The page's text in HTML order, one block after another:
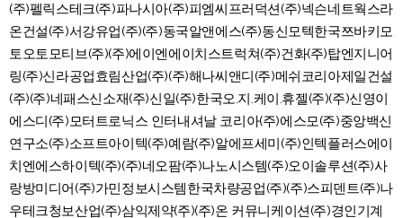
(주)펠릭스테크(주)파나시아(주)피엠씨프러덕션(주)넥슨네트웍스라
온건설(주)서강유업(주)(주)동국알앤에스(주)동신모텍한국쯔바키모
토오토모티브(주)(주)에이엔에이치스트럭쳐(주)건화(주)탑엔지니어
링(주)신라공업효림산업(주)(주)해나씨앤디(주)메쉬코리아제일건설
(주)(주)네패스신소재(주)신일(주)한국오.지.케이.휴젤(주)(주)신영이
에스디(주)모터트로닉스 인터내셔날 코리아(주)에스모(주)중앙백신
연구소(주)소프트아이텍(주)예람(주)알에프세미(주)인텍플러스에이
치엔에스하이텍(주)(주)네오팜(주)나노시스템(주)오이솔루션(주)사
랑방미디어(주)가민정보시스템한국차량공업(주)(주)스피덴트(주)나
우테크청보산업(주)삼익제약(주)(주)온 커뮤니케이션(주)경인기계